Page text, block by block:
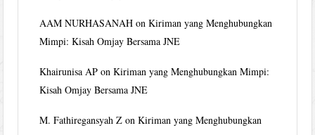
AAM NURHASANAH onKiriman yang Menghubungkan
Mimpi: Kisah Omjay Bersama JNE
Khairunisa AP onKiriman yang Menghubungkan Mimpi:
Kisah Omjay Bersama JNE
M. Fathiregansyah Z onKiriman yang Menghubungkan